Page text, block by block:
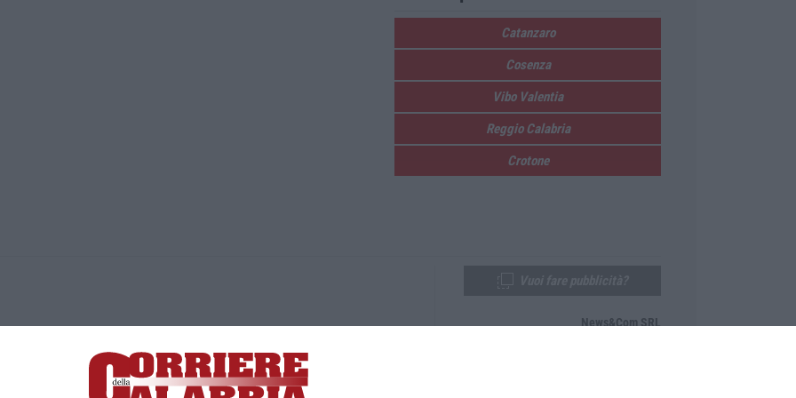
Catanzaro
Cosenza
Vibo Valentia
Reggio Calabria
Crotone
Lamezia Terme (CZ)
responsabile Paola Militano |Privacy
News&Com SRL